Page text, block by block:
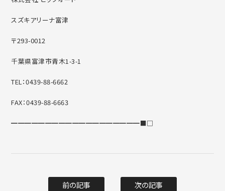
スズキアリーナ富津
〒293-0012
千葉県富津市青木1-3-1
TEL：0439-88-6662
FAX：0439-88-6663
━━━━━━━━━━━━━━━━━━━■□
前の記事 次の記事